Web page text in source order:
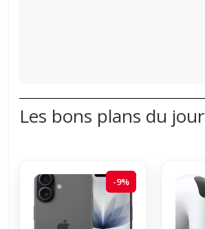
Les bons plans du jour
-9%